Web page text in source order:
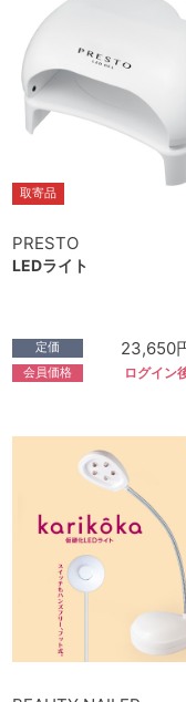
取寄品
PRESTO
LEDライト
定価 23,650
会員価格 ログイン